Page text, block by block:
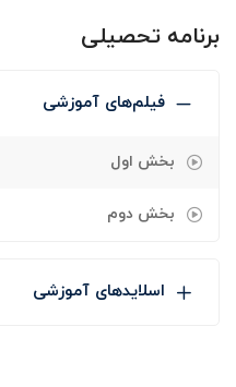
برنامه تحصیلی
فیلم‌های آموزشی
بخش اول
بخش دوم
اسلایدهای آموزشی